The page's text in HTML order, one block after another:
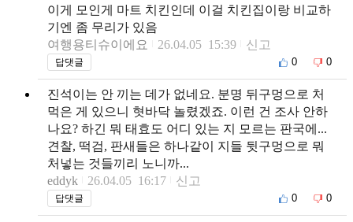
이게 모인게 마트 치킨인데 이걸 치킨집이랑 비교하
기엔 좀 무리가 있음
여행용티슈이에요
26.04.05 15:39 신고
답댓글 0 0
진석이는 안 끼는 데가 없네요. 분명 뒤구멍으로 처
먹은 게 있으니 혓바닥 놀렸겠죠. 이런 건 조사 안하
나요? 하긴 뭐 태효도 어디 있는 지 모르는 판국에...
견찰, 떡검, 판새들은 하나같이 지들 뒷구멍으로 뭐
처넣는 것들끼리 노니까...
eddyk
26.04.05 16:17 신고
답댓글 0 0